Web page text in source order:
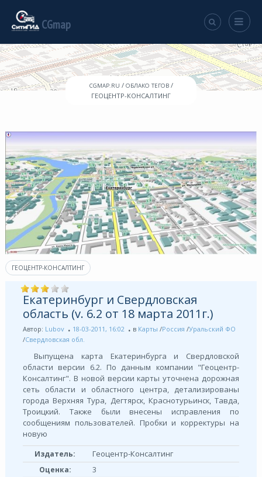
CGmap
CGMAP.RU / ОБЛАКО ТЕГОВ/
ГЕОЦЕНТР-КОНСАЛТИНГ
ГЕОЦЕНТР-КОНСАЛТИНГ
Екатеринбург и Свердловская
область (v. 6.2 от 18 марта 2011г.)
Автор: Lubov 18-03-2011, 16:02 в Карты /Россия /Уральский ФО
/Свердловская обл.
Выпущена карта Екатеринбурга и Свердловской
области версии 6.2. По данным компании "Геоцентр-
Консалтинг". В новой версии карты уточнена дорожная
сеть области и областного центра, детализированы
города Верхняя Тура, Дегтярск, Краснотурьинск, Тавда,
Троицкий. Также были внесены исправления по
сообщениям пользователей. Пробки и корректуры на
новую
Издатель: Геоцентр-Консалтинг
Оценка:
3